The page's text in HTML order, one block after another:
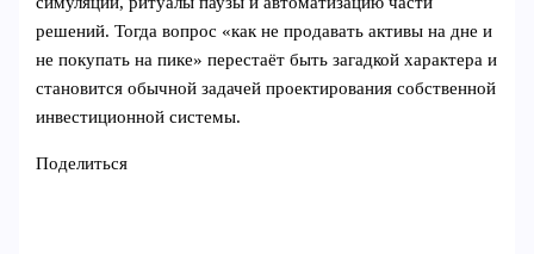
решений. Тогда вопрос «как не продавать активы на дне и
не покупать на пике» перестаёт быть загадкой характера и
становится обычной задачей проектирования собственной
инвестиционной системы.
Поделиться